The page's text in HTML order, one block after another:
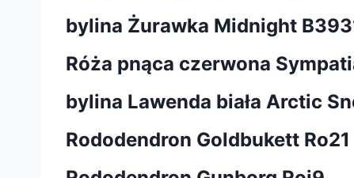
bylina Żurawka Midnight B393
Róża pnąca czerwona
bylina Lawenda biała Arctic
Rododendron Goldbukett Ro21